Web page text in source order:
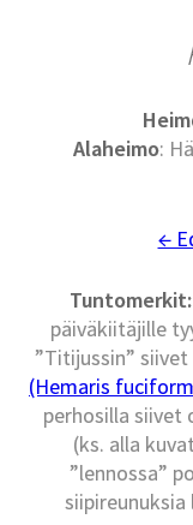
Alaheimo:
←
Tuntomerkit:
päiväkiitäjille
”Titijussin”
(Hemaris
perhosilla siivet
(ks. alla
”lennossa”